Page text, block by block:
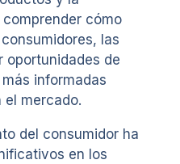
cómo
las
oportunidades de
informadas
el mercado.
del consumidor ha
en los